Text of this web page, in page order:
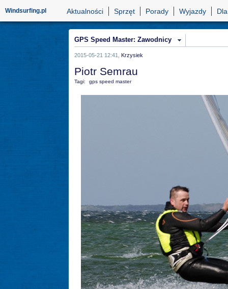
Windsurfing.pl Aktualności Sprzęt Porady Wyjazdy
GPS Speed Master: Zawodnicy
2015-05-21 12:41, Krzysiek
Piotr Semrau
Tagi: gps speed master